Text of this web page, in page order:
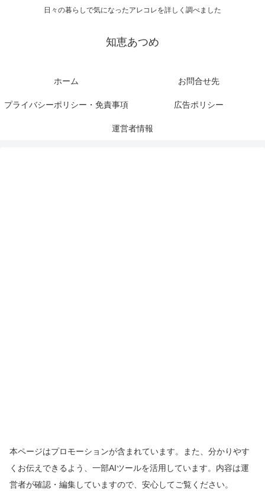
日々の暮らしで気になったアレコレを詳しく調べました
知恵あつめ
ホーム お問合せ先
プライバシーポリシー・免責事項 広告ポリシー
運営者情報
本ページはプロモーションが含まれています。また、分かりやす
くお伝えできるよう、一部AIツールを活用しています。内容は運
営者が確認・編集していますので、安心してご覧ください。